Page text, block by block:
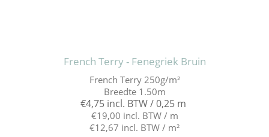
French Terry - Fenegriek Bruin
French Terry 250g/m²
Breedte 1.50m
€4,75 incl. BTW / 0,25 m
€19,00 incl. BTW / m
€12,67 incl. BTW / m²